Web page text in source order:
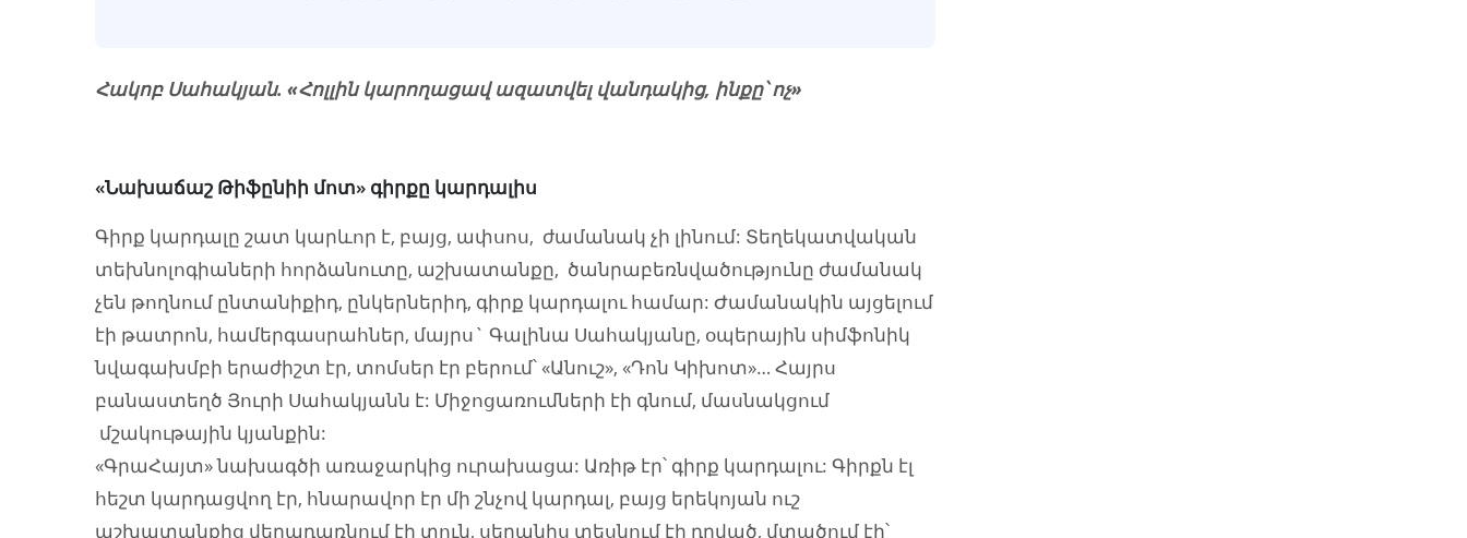
Հակոբ Սահակյան. «Հոլլին կարողացավ ազատվել վանդակից, ինքը՝ ոչ»
«Նախաճաշ Թիֆընիի մոտ» գիրքը կարդալիս
Գիրք կարդալը շատ կարևոր է, բայց, ափսոս, ժամանակ չի լինում: Տեղեկատվական
տեխնոլոգիաների հորձանուտը, աշխատանքը, ծանրաբեռնվածությունը ժամանակ
չեն թողնում ընտանիքիդ, ընկերներիդ, գիրք կարդալու համար: Ժամանակին այցելում
էի թատրոն, համերգասրահներ, մայրս` Գալինա Սահակյանը, օպերային սիմֆոնիկ
նվագախմբի երաժիշտ էր, տոմսեր էր բերում՝ «Անուշ», «Դոն Կիխոտ»… Հայրս
բանաստեղծ Յուրի Սահակյանն է: Միջոցառումների էի գնում, մասնակցում
մշակութային կյանքին:
«ԳրաՀայտ» նախագծի առաջարկից ուրախացա: Առիթ էր՝ գիրք կարդալու: Գիրքն էլ
հեշտ կարդացվող էր, հնարավոր էր մի շնչով կարդալ, բայց երեկոյան ուշ
աշխատանքից վերադառնում էի տուն, սեղանիս տեսնում էի դրված, մտածում էի՝